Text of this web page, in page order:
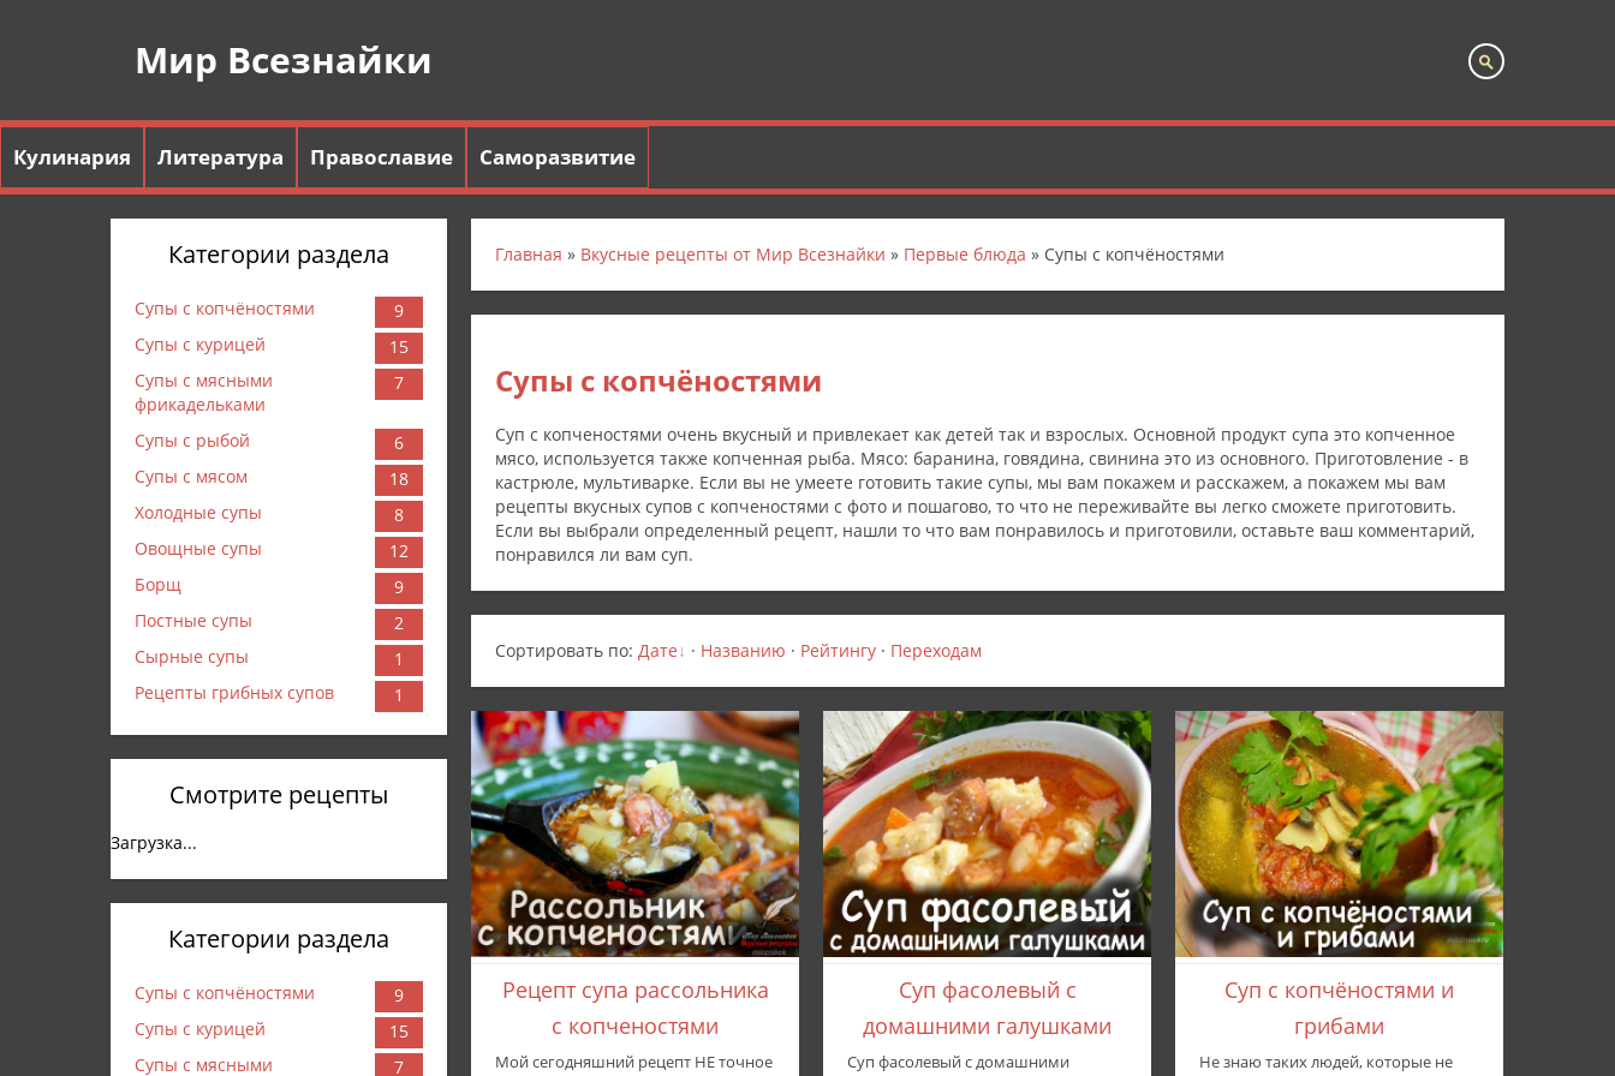
Мир Всезнайки
Кулинария Литература Православие Саморазвитие
Категории раздела
Супы с копчёностями
9
Супы с курицей
15
Супы с мясными
фрикадельками
7
Супы с рыбой
6
Супы с мясом
18
Холодные супы
8
Овощные супы
12
Борщ
9
Постные супы
2
Сырные супы
1
Рецепты грибных супов
1
Смотрите рецепты
Загрузка...
Категории раздела
Супы с копчёностями
9
Супы с курицей
15
Супы с мясными
7
Главная » Вкусные рецепты от Мир Всезнайки » Первые блюда » Супы с копчёностями
Супы с копчёностями
Суп с копченостями очень вкусный и привлекает как детей так и взрослых. Основной продукт супа это копченное
мясо, используется также копченная рыба. Мясо: баранина, говядина, свинина это из основного. Приготовление - в
кастрюле, мультиварке. Если вы не умеете готовить такие супы, мы вам покажем и расскажем, а покажем мы вам
рецепты вкусных супов с копченостями с фото и пошагово, то что не переживайте вы легко сможете приготовить.
Если вы выбрали определенный рецепт, нашли то что вам понравилось и приготовили, оставьте ваш комментарий,
понравился ли вам суп.
Сортировать по: Дате · Названию · Рейтингу · Переходам
Рецепт супа рассольника
с копченостями
Мой сегодняшний рецепт НЕ точное
Суп фасолевый с
домашними галушками
Суп фасолевый с домашними
Суп с копчёностями и
грибами
Не знаю таких людей, которые не